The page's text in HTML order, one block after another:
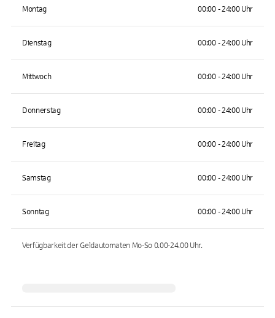
Montag 00:00 - 24:00 Uhr
Dienstag 00:00 - 24:00 Uhr
Mittwoch 00:00 - 24:00 Uhr
Donnerstag 00:00 - 24:00 Uhr
Freitag 00:00 - 24:00 Uhr
Samstag 00:00 - 24:00 Uhr
Sonntag 00:00 - 24:00 Uhr
Verfügbarkeit der Geldautomaten Mo-So 0.00-24.00Uhr.